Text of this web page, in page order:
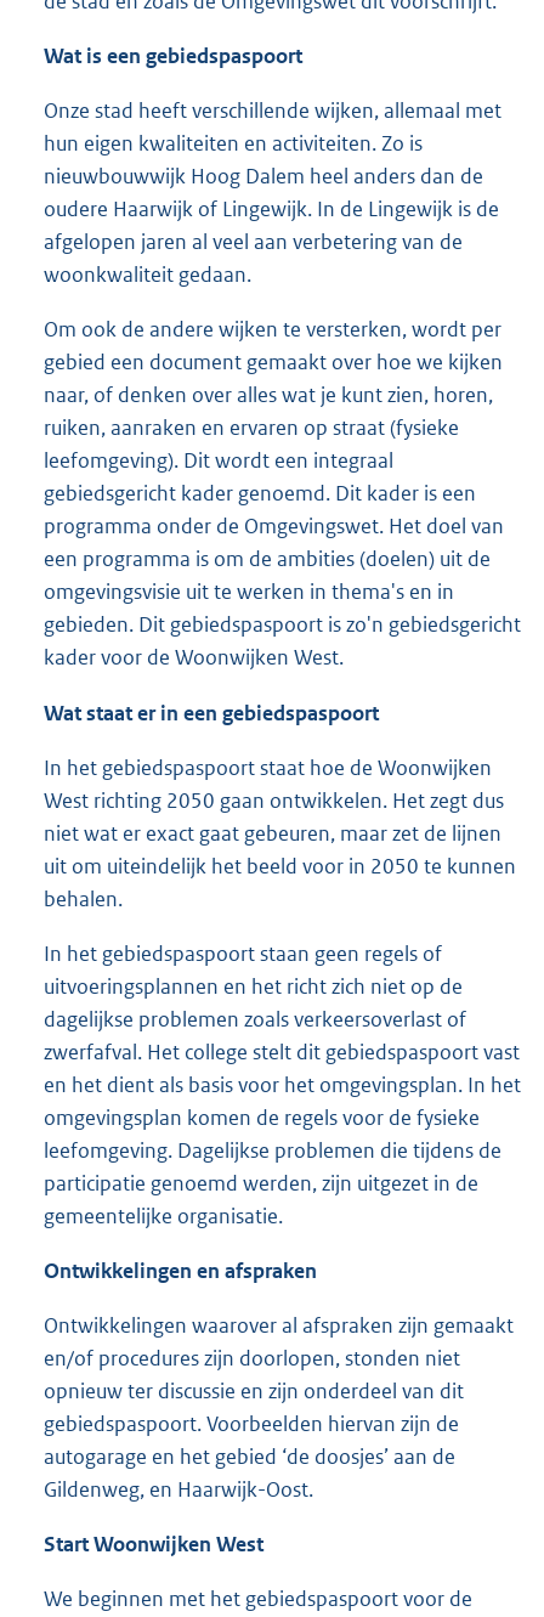
Wat is een gebiedspaspoort
Onze stad heeft verschillende wijken, allemaal met
hun eigen kwaliteiten en activiteiten. Zo is
nieuwbouwwijk Hoog Dalem heel anders dan de
oudere Haarwijk of Lingewijk. In de Lingewijk is de
afgelopen jaren al veel aan verbetering van de
woonkwaliteit gedaan.
Om ook de andere wijken te versterken, wordt per
gebied een document gemaakt over hoe we kijken
naar, of denken over alles wat je kunt zien, horen,
ruiken, aanraken en ervaren op straat (fysieke
leefomgeving). Dit wordt een integraal
gebiedsgericht kader genoemd. Dit kader is een
programma onder de Omgevingswet. Het doel van
een programma is om de ambities (doelen) uit de
omgevingsvisie uit te werken in thema's en in
gebieden. Dit gebiedspaspoort is zo'n gebiedsgericht
kader voor de Woonwijken West.
Wat staat er in een gebiedspaspoort
In het gebiedspaspoort staat hoe de Woonwijken
West richting 2050 gaan ontwikkelen. Het zegt dus
niet wat er exact gaat gebeuren, maar zet de lijnen
uit om uiteindelijk het beeld voor in 2050 te kunnen
behalen.
In het gebiedspaspoort staan geen regels of
uitvoeringsplannen en het richt zich niet op de
dagelijkse problemen zoals verkeersoverlast of
zwerfafval. Het college stelt dit gebiedspaspoort vast
en het dient als basis voor het omgevingsplan. In het
omgevingsplan komen de regels voor de fysieke
leefomgeving. Dagelijkse problemen die tijdens de
participatie genoemd werden, zijn uitgezet in de
gemeentelijke organisatie.
Ontwikkelingen en afspraken
Ontwikkelingen waarover al afspraken zijn gemaakt
en/of procedures zijn doorlopen, stonden niet
opnieuw ter discussie en zijn onderdeel van dit
gebiedspaspoort. Voorbeelden hiervan zijn de
autogarage en het gebied ‘de doosjes’ aan de
Gildenweg, en Haarwijk-Oost.
Start Woonwijken West
We beginnen met het gebiedspaspoort voor de